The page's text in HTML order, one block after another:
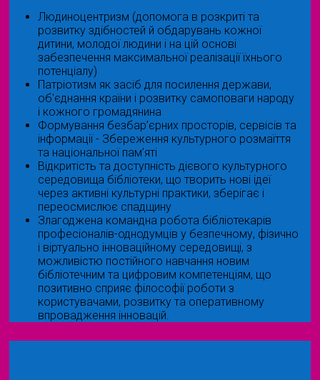
Людиноцентризм (допомога в розкриті та
розвитку здібностей й обдарувань кожної
дитини, молодої людини і на цій основі
забезпечення максимальної реалізації їхнього
потенціалу)
Патріотизм як засіб для посилення держави,
об'єднання країни і розвитку самоповаги народу
і кожного громадянина
Формування безбар’єрних просторів, сервісів та
інформації - Збереження культурного розмаїття
та національної пам’яті
Відкритість та доступність дієвого культурного
середовища бібліотеки, що творить нові ідеї
через активні культурні практики, зберігає і
переосмислює спадщину
Злагоджена командна робота бібліотекарів
професіоналів-однодумців у безпечному, фізично
і віртуально інноваційному середовищі, з
можливістю постійного навчання новим
бібліотечним та цифровим компетенціям, що
позитивно сприяє філософії роботи з
користувачами, розвитку та оперативному
впровадження інновацій.